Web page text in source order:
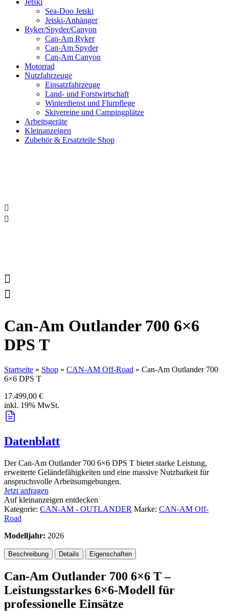
Sea-Doo Jetski
Jetski-Anhänger
Ryker/Spyder/Canyon
Can-Am Ryker
Can-Am Spyder
Can-Am Canyon
Motorrad
Nutzfahrzeuge
Einsatzfahrzeuge
Land- und Forstwirtschaft
Winterdienst und Flurpflege
Skivereine und Campingplätze
Arbeitsgeräte
Kleinanzeigen
Zubehör & Ersatzteile Shop
Can-Am Outlander 700 6×6
DPS T
Startseite » Shop » CAN-AM Off-Road » Can-Am Outlander 700
6×6 DPS T
17.499,00 €
inkl. 19% MwSt.
Datenblatt
Der Can-Am Outlander 700 6×6 DPS T bietet starke Leistung,
erweiterte Geländefähigkeiten und eine massive Nutzbarkeit für
anspruchsvolle Arbeitsumgebungen.
Jetzt anfragen
Auf kleinanzeigen entdecken
Kategorie: CAN-AM - OUTLANDER Marke: CAN-AM Off-
Road
Modelljahr: 2026
Beschreibung Details Eigenschaften
Can-Am Outlander 700 6×6 T –
Leistungsstarkes 6×6-Modell für
professionelle Einsätze